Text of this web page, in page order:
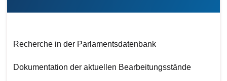
Recherche in der Parlamentsdatenbank
Dokumentation der aktuellen Bearbeitungsstände